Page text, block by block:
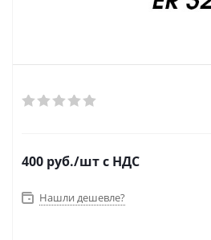
400 руб./штс НДС
Нашли дешевле?